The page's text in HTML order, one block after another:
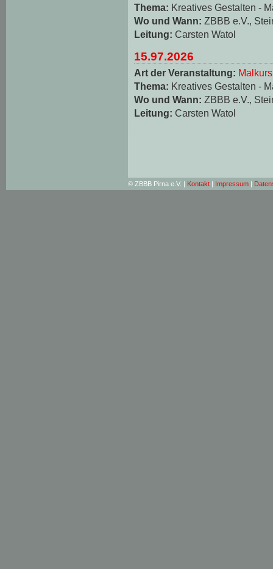
Thema: Kreatives Gestalten -
Wo und Wann: ZBBB e.V.,
Leitung: Carsten Watol
15.97.2026
Art der Veranstaltung: Malkurs
Thema: Kreatives Gestalten -
Wo und Wann: ZBBB e.V.,
Leitung: Carsten Watol
© ZBBB Pirna e.V. | Kontakt | Impressum |